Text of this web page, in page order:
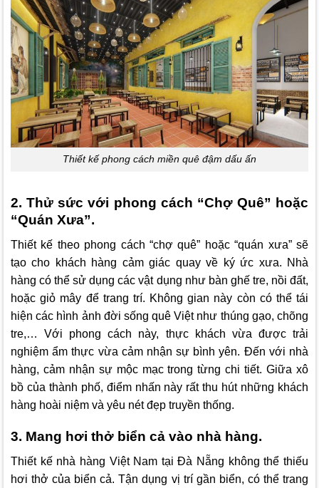
Thiết kế phong cách miền quê đậm dấu ấn
2. Thử sức với phong cách “Chợ Quê” hoặc
“Quán Xưa”.
Thiết kế theo phong cách “chợ quê” hoặc “quán xưa” sẽ
tạo cho khách hàng cảm giác quay về ký ức xưa. Nhà
hàng có thể sử dụng các vật dụng như bàn ghế tre, nồi đất,
hoặc giỏ mây để trang trí. Không gian này còn có thể tái
hiện các hình ảnh đời sống quê Việt như thúng gạo, chõng
tre,… Với phong cách này, thực khách vừa được trải
nghiệm ẩm thực vừa cảm nhận sự bình yên. Đến với nhà
hàng, cảm nhận sự mộc mạc trong từng chi tiết. Giữa xô
bồ của thành phố, điểm nhấn này rất thu hút những khách
hàng hoài niệm và yêu nét đẹp truyền thống.
3. Mang hơi thở biển cả vào nhà hàng.
Thiết kế nhà hàng Việt Nam tại Đà Nẵng không thể thiếu
hơi thở của biển cả. Tận dụng vị trí gần biển, có thể trang